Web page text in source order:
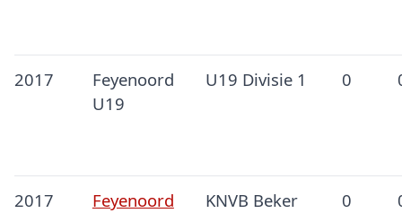
2017
Feyenoord
U19
U19 Divisie 1 0
2017 Feyenoord KNVB Beker 0